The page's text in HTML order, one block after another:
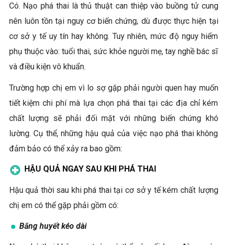
Có. Nạo phá thai là thủ thuật can thiệp vào buồng tử cung
nên luôn tồn tại nguy cơ biến chứng, dù được thực hiện tại
cơ sở y tế uy tín hay không. Tuy nhiên, mức độ nguy hiểm
phụ thuộc vào: tuổi thai, sức khỏe người mẹ, tay nghề bác sĩ
và điều kiện vô khuẩn.
Trường hợp chị em vì lo sợ gặp phải người quen hay muốn
tiết kiệm chi phí mà lựa chọn phá thai tại các địa chỉ kém
chất lượng sẽ phải đối mặt với những biến chứng khó
lường. Cụ thể, những hậu quả của việc nạo phá thai không
đảm bảo có thể xảy ra bao gồm:
HẬU QUẢ NGAY SAU KHI PHÁ THAI
Hậu quả thời sau khi phá thai tại cơ sở y tế kém chất lượng
chị em có thể gặp phải gồm có:
Băng huyết kéo dài